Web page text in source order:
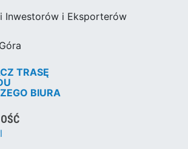
Inwestorów i Eksporterów
TRASĘ
BIURA